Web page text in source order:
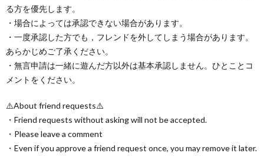
る方を優先します。
・場合によっては承認できない場合があります。
・一度承認した方でも，フレンドを外してしまう場合があります。
あらかじめご了承ください。
・無言申請は一緒に遊んだ方以外は基本承認しません。ひとことコ
メントをください。
⚠️About friend requests⚠️
・Friend requests without asking will not be accepted.
・Please leave a comment
・Even if you approve a friend request once, you may remove it later.